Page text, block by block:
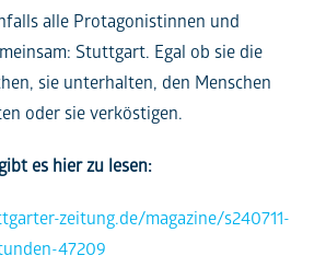
alle Protagonistinnen und
Stuttgart. Egal ob sie die
sie unterhalten, den Menschen
oder sie verköstigen.
es hier zu lesen:
zeitung.de/magazine/s240711-
47209